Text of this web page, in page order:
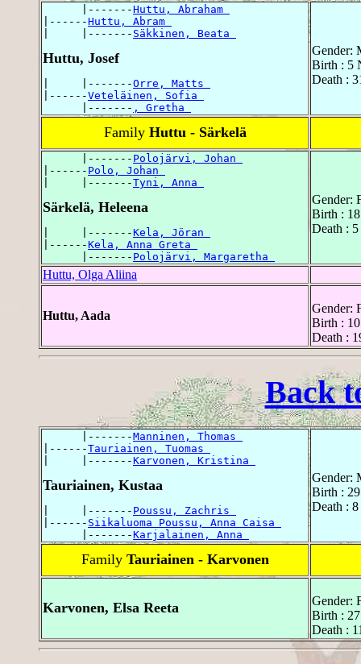
      |-------
Huttu, Abraham
|------Huttu, Abram
|     |------- Säkkinen, Beata
Huttu, Josef
|     |-------Orre, Matts
|------Veteläinen, Sofia
      |-------
, Gretha
Gender:
Birth : 5
Death :
Family Huttu - Särkelä
      |-------
Polojärvi, Johan
|------ Polo, Johan
|     |-------Tyni, Anna
Särkelä, Heleena
|     |-------Kela, Jöran
|------Kela, Anna Greta
      |-------
Polojärvi, Margaretha
Gender:
Birth :
Death :
Huttu, Olga Aliina
Huttu, Aada
Gender:
Birth :
Death :
Back
      |-------
Manninen, Thomas
|------Tauriainen, Tuomas
|     |-------Karvonen, Kristina
Tauriainen, Kustaa
|     |------- Poussu, Zachris
|------ Siikaluoma Poussu, Anna Caisa
      |-------
Karjalainen, Anna
Gender:
Birth :
Death :
Family Tauriainen - Karvonen
Karvonen, Elsa Reeta
Gender:
Birth :
Death :